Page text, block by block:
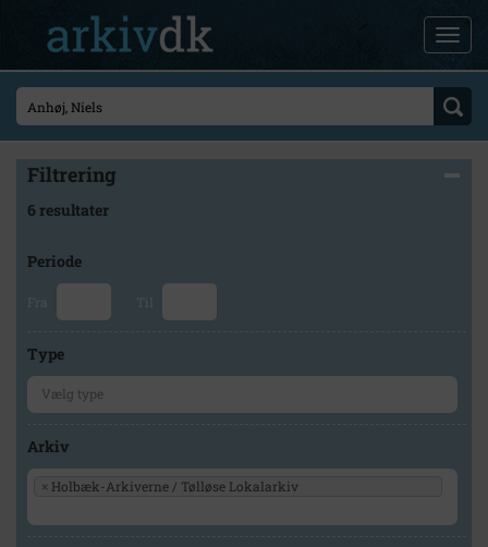
Filtrering
6 resultater
Periode
Fra Til
Type
Arkiv
× Holbæk-Arkiverne / Tølløse Lokalarkiv